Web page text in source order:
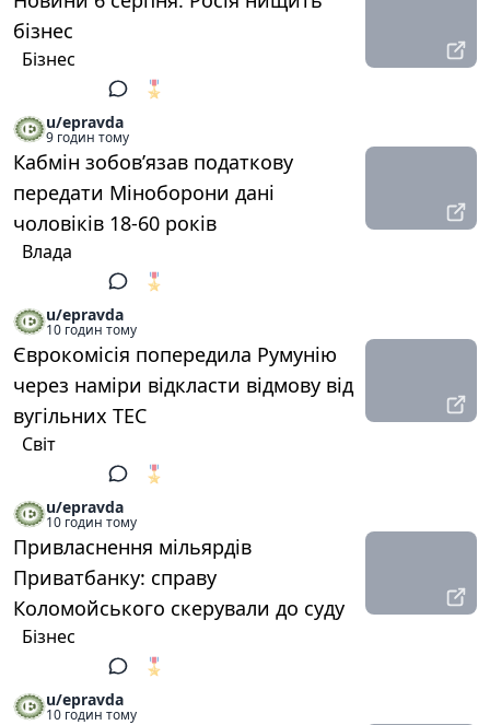
бізнес
Бізнес
🎖️
u/epravda
9 годин тому
Кабмін зобовʼязав податкову
передати Міноборони дані
чоловіків 18-60 років
Влада
🎖️
u/epravda
10 годин тому
Єврокомісія попередила Румунію
через наміри відкласти відмову від
вугільних ТЕС
Світ
🎖️
u/epravda
10 годин тому
Привласнення мільярдів
Приватбанку: справу
Коломойського скерували до суду
Бізнес
🎖️
u/epravda
10 годин тому